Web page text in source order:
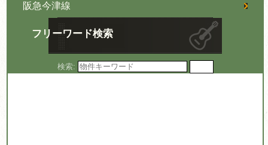
阪急今津線
フリーワード検索
検索: